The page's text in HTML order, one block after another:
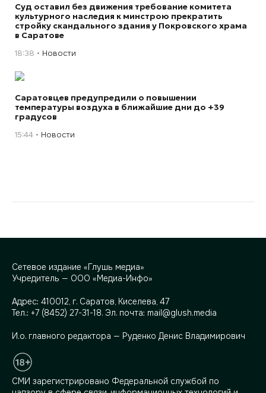
Суд оставил без движения требование комитета
культурного наследия к минстрою прекратить
стройку скандального здания у Покровского храма
в Саратове
18:38 Новости
Саратовцев предупредили о повышении
температуры воздуха в ближайшие дни до +39
градусов
15:44 Новости
Сетевое издание «Глушь медиа»
Учредитель — ООО «Медиа-Инфо»
Адрес: 410012, г. Саратов, Киселева, 47
Тел.: +7 (8452) 27-31-18. Эл. почта: mail@glush.media
И.о. главного редактора — Руденко Денис Владимирович
СМИ зарегистрировано Федеральной службой по